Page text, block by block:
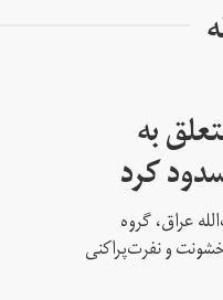
به
کرد
عراق، گروه
و نفرت‌پراکنی